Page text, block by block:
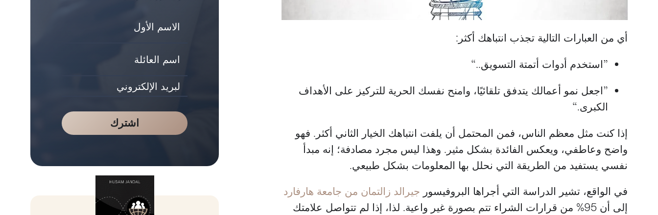
أي من العبارات التالية تجذب انتباهك أكثر:
”استخدم أدوات أتمتة التسويق..“
”اجعل نمو أعمالك يتدفق تلقائيًا، وامنح نفسك الحرية للتركيز على الأهداف
الكبرى.“
إذا كنت مثل معظم الناس، فمن المحتمل أن يلفت انتباهك الخيار الثاني أكثر. فهو
واضح وعاطفي، ويعكس الفائدة بشكل مثير. وهذا ليس مجرد مصادفة؛ إنه مبدأ
نفسي يستفيد من الطريقة التي نحلل بها المعلومات بشكل طبيعي.
في الواقع، تشير الدراسة التي أجراها البروفيسور جيرالد زالتمان من جامعة هارفارد
إلى أن 95% من قرارات الشراء تتم بصورة غير واعية. لذا، إذا لم تتواصل علامتك
اشترك